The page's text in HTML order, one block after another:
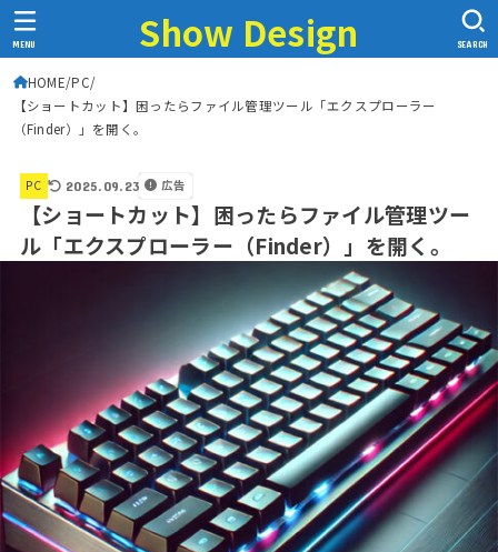
Show Design SEARCH
MENU
HOME PC
【ショートカット】困ったらファイル管理ツール「エクスプローラー
（Finder）」を開く。
PC 2025.09.23 広告
【ショートカット】困ったらファイル管理ツー
ル「エクスプローラー（Finder）」を開く。